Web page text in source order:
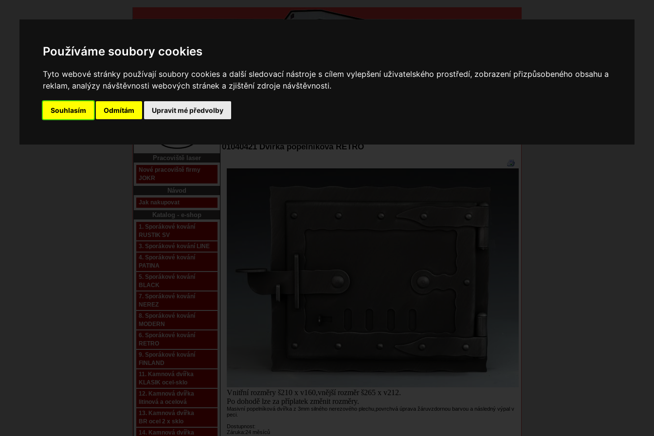
Používáme soubory cookies
Tyto webové stránky používají soubory cookies a další sledovací nástroje s cílem vylepšení uživatelského prostředí, zobrazení přizpůsobeného obsahu a
reklam, analýzy návštěvnosti webových stránek a zjištění zdroje návštěvnosti.
Souhlasím Odmítám Upravit mé předvolby
Domů Kontakty
Pracoviště laser
Nové pracoviště firmy
JOKR
Návod
Jak nakupovat
Katalog - e-shop
1. Sporákové kování
RUSTIK SV
3. Sporákové kování LINE
4. Sporákové kování
PATINA
5. Sporákové kování
BLACK
7. Sporákové kování
NEREZ
8. Sporákové kování
MODERN
6. Sporákové kování
RETRO
9. Sporákové kování
FINLAND
11. Kamnová dvířka
KLASIK ocel-sklo
12. Kamnová dvířka
litinová a ocelová
13. Kamnová dvířka
BR ocel 2 x sklo
14. Kamnová dvířka
01040421 Dvířka popelníková RETRO
Vnitřní rozměry š210 x v160,vnější rozměr š265 x v212.
Po dohodě lze za příplatek změnit rozměry.
Masivní popelníková dvířka z 3mm silného nerezového plechu,povrchvá úprava žáruvzdornou barvou a následný výpal v
peci.
Dostupnost:
Záruka:24 měsíců